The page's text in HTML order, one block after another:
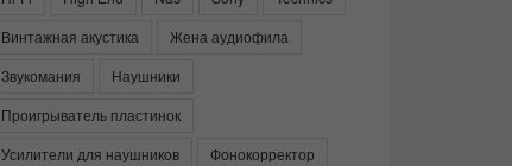
Винтажная акустика
Жена аудиофила
Звукомания
Наушники
Проигрыватель пластинок
Усилители для наушников
Фонокорректор